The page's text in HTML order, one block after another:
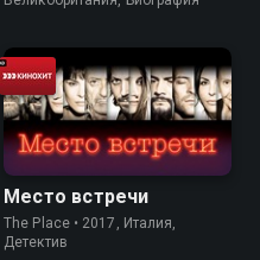
Место встречи
The Place • 2017, Италия,
Детектив